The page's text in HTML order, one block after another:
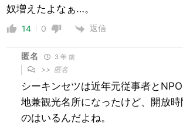
奴増えたよなぁ…。
14 0 返信
匿名 3 年 前
>> 匿名
シーキンセツは近年元従事者と
地兼観光名所になったけど、開放
のはいるんだよね。